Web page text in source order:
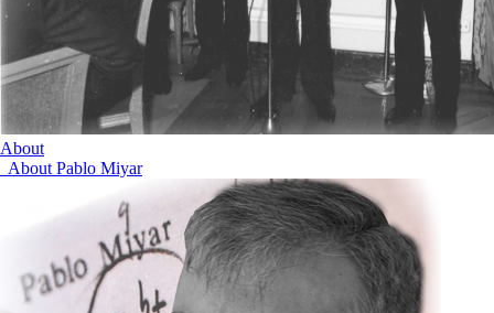
About
About Pablo Miyar